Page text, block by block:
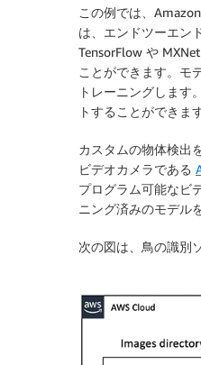
この例では、
は、エンドツーエン
TensorFlow や
ことができます。モ
トレーニングします
トすることができます
カスタムの物体検出
ビデオカメラである
プログラム可能なビ
ニング済みのモデル
次の図は、鳥の識別